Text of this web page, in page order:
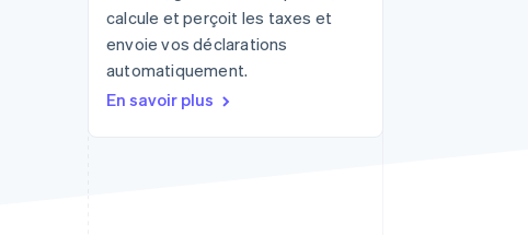
l’infrastructure
calcule et perçoit les taxes et
envoie vos déclarations
automatiquement.
En savoir plus